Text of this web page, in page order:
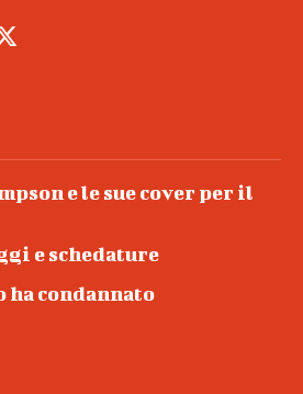
e le sue cover per il
e schedature
ha condannato